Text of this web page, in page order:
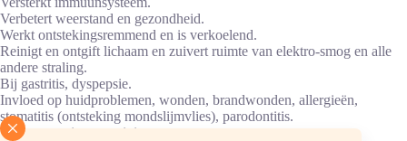
Verbetert weerstand en gezondheid.
Werkt ontstekingsremmend en is verkoelend.
Reinigt en ontgift lichaam en zuivert ruimte van elektro-smog en alle
andere straling.
Bij gastritis, dyspepsie.
Invloed op huidproblemen, wonden, brandwonden, allergieën,
stomatitis (ontsteking mondslijmvlies), parodontitis.
Bij impotentie en vaginisme.